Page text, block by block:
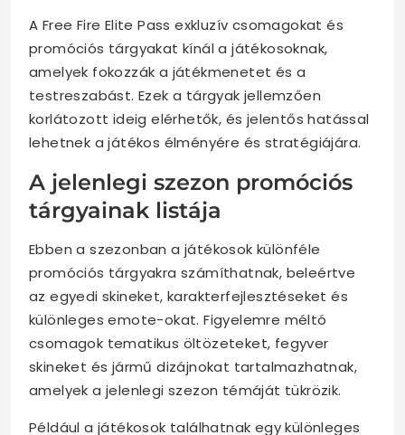
A Free Fire Elite Pass exkluzív csomagokat és
promóciós tárgyakat kínál a játékosoknak,
amelyek fokozzák a játékmenetet és a
testreszabást. Ezek a tárgyak jellemzően
korlátozott ideig elérhetők, és jelentős hatással
lehetnek a játékos élményére és stratégiájára.
A jelenlegi szezon promóciós
tárgyainak listája
Ebben a szezonban a játékosok különféle
promóciós tárgyakra számíthatnak, beleértve
az egyedi skineket, karakterfejlesztéseket és
különleges emote-okat. Figyelemre méltó
csomagok tematikus öltözeteket, fegyver
skineket és jármű dizájnokat tartalmazhatnak,
amelyek a jelenlegi szezon témáját tükrözik.
Például a játékosok találhatnak egy különleges